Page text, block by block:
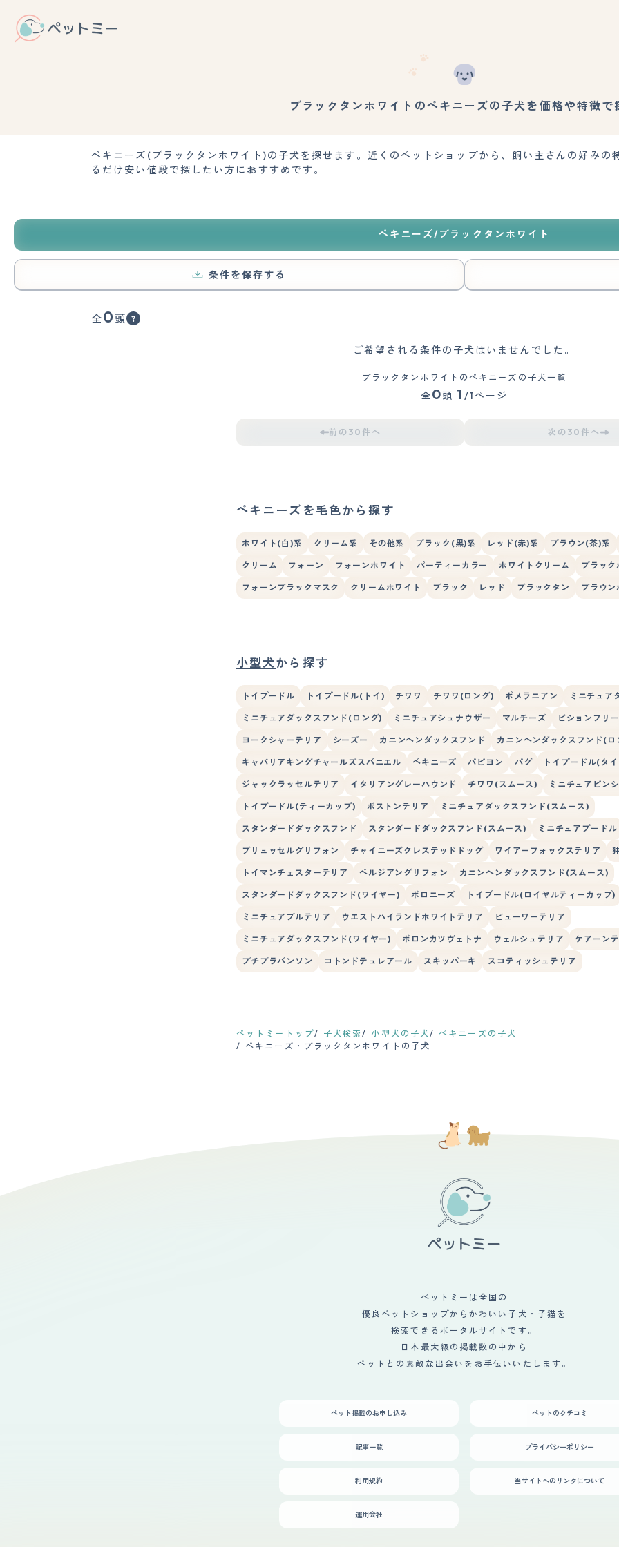
ブラックタンホワイトのペキニーズの子犬を価格や特徴で
ペキニーズ(ブラックタンホワイト)の子犬を探せます。近くのペットショップから、飼い主さんの好み
るだけ安い値段で探したい方におすすめです。
ペキニーズ/ブラックタンホワイト
条件を保存する
全0 頭
ご希望される条件の子犬はいませんでした。
ブラックタンホワイトのペキニーズの子犬一覧
全0頭 1 /1ページ
前の30件へ 次の30件へ
ペキニーズを毛色から探す
ホワイト(白)系 クリーム系 その他系 ブラック(黒)系 レッド(赤)系 ブラウン(茶)系
クリーム フォーン フォーンホワイト パーティーカラー ホワイトクリーム ブラッ
フォーンブラックマスク クリームホワイト ブラック レッド ブラックタン ブラウ
小型犬から探す
トイプードル トイプードル(トイ) チワワ チワワ(ロング) ポメラニアン ミニチュア
ミニチュアダックスフンド(ロング) ミニチュアシュナウザー マルチーズ ビションフリ
ヨークシャーテリア シーズー カニンヘンダックスフンド カニンヘンダックスフンド(ロ
キャバリアキングチャールズスパニエル ペキニーズ パピヨン パグ トイプードル(タ
ジャックラッセルテリア イタリアングレーハウンド チワワ(スムース) ミニチュアピン
トイプードル(ティーカップ) ボストンテリア ミニチュアダックスフンド(スムース)
スタンダードダックスフンド スタンダードダックスフンド(スムース) ミニチュアプードル
ブリュッセルグリフォン チャイニーズクレステッドドッグ ワイアーフォックステリア
トイマンチェスターテリア ベルジアングリフォン カニンヘンダックスフンド(スムース)
スタンダードダックスフンド(ワイヤー) ボロニーズ トイプードル(ロイヤルティーカップ)
ミニチュアブルテリア ウエストハイランドホワイトテリア ビューワーテリア
ミニチュアダックスフンド(ワイヤー) ボロンカツヴェトナ ウェルシュテリア ケアーン
プチブラバンソン コトンドテュレアール スキッパーキ スコティッシュテリア
ペットミートップ 子犬検索 小型犬の子犬
ペキニーズの子犬
ペキニーズ・ブラックタンホワイトの子犬
ペットミーは全国の
優良ペットショップからかわいい子犬・子猫を
検索できるポータルサイトです。
日本最大級の掲載数の中から
ペットとの素敵な出会いをお手伝いいたします。
ペット掲載のお申し込み ペットのクチコミ
記事一覧 プライバシーポリシー
利用規約 当サイトへのリンクについて
運用会社